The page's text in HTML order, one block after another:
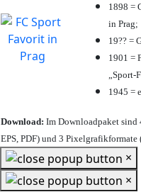
1898 =
in Prag;
19?? =
1901 =
1945 =
Download: Im Downloadpaket sind
EPS, PDF) und 3 Pixelgrafikformate
×
×